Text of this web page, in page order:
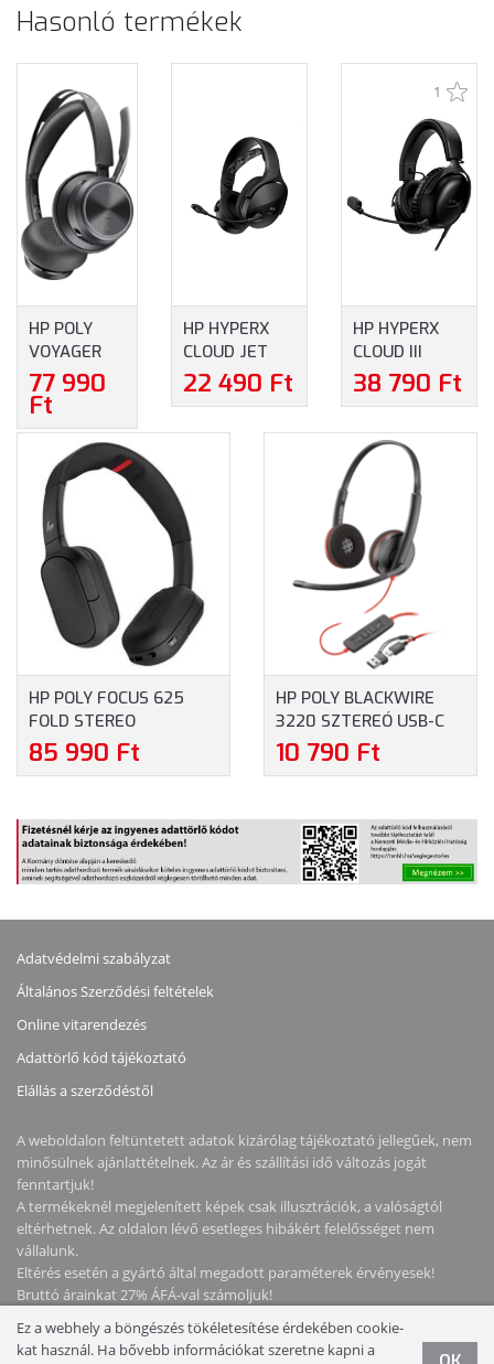
Hasonló termékek
HP POLY
VOYAGER
FOCUS 2
USB-C-C
+USB-C/A
ADAPTER
(9T9J3AA)
77 990
Ft
HP HYPERX
CLOUD JET
WIRELESS
BLACK
FEJHALLGATÓ
MIKROFONNAL
(AJ0T1AA) -
FEKETE
SZÍNBEN
22 490 Ft
1
HP HYPERX
CLOUD III
VEZETÉKES
FEJHALLGATÓ
(727A8AA) -
FEKETE
SZÍNBEN
38 790 Ft
HP POLY FOCUS 625
FOLD STEREO
BLUETOOTH HEADSET
(C56XSAA)
85 990 Ft
HP POLY BLACKWIRE
3220 SZTEREÓ USB-C
HEADSET + USB-C-USB-
A-ADAPTER (8X228AA)
10 790 Ft
Adatvédelmi szabályzat
Általános Szerződési feltételek
Online vitarendezés
Adattörlő kód tájékoztató
Elállás a szerződéstől
A weboldalon feltüntetett adatok kizárólag tájékoztató jellegűek, nem
minősülnek ajánlattételnek. Az ár és szállítási idő változás jogát
fenntartjuk!
A termékeknél megjelenített képek csak illusztrációk, a valóságtól
eltérhetnek. Az oldalon lévő esetleges hibákért felelősséget nem
vállalunk.
Eltérés esetén a gyártó által megadott paraméterek érvényesek!
Bruttó árainkat 27% ÁFÁ-val számoljuk!
Copyright © 2026 NotebookStore. Minden jog fenntartva!
Ez a webhely a böngészés tökéletesítése érdekében cookie-
kat használ. Ha bővebb információkat szeretne kapni a